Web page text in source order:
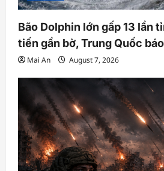
Bão Dolphin lớn gấp 13 lần
tiến gần bờ, Trung Quốc
Mai An August 7, 2026